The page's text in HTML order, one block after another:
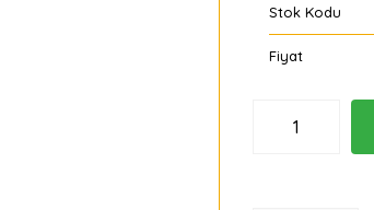
Stok Kodu
Fiyat